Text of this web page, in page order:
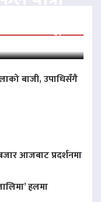
पूरा
बाजी, उपाधिसँगै
आजबाट प्रदर्शनमा
हलमा